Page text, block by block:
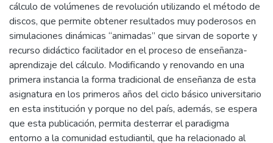
cálculo de volúmenes de revolución utilizando el método de
discos, que permite obtener resultados muy poderosos en
simulaciones dinámicas “animadas” que sirvan de soporte y
recurso didáctico facilitador en el proceso de enseñanza-
aprendizaje del cálculo. Modificando y renovando en una
primera instancia la forma tradicional de enseñanza de esta
asignatura en los primeros años del ciclo básico universitario
en esta institución y porque no del país, además, se espera
que esta publicación, permita desterrar el paradigma
entorno a la comunidad estudiantil, que ha relacionado al